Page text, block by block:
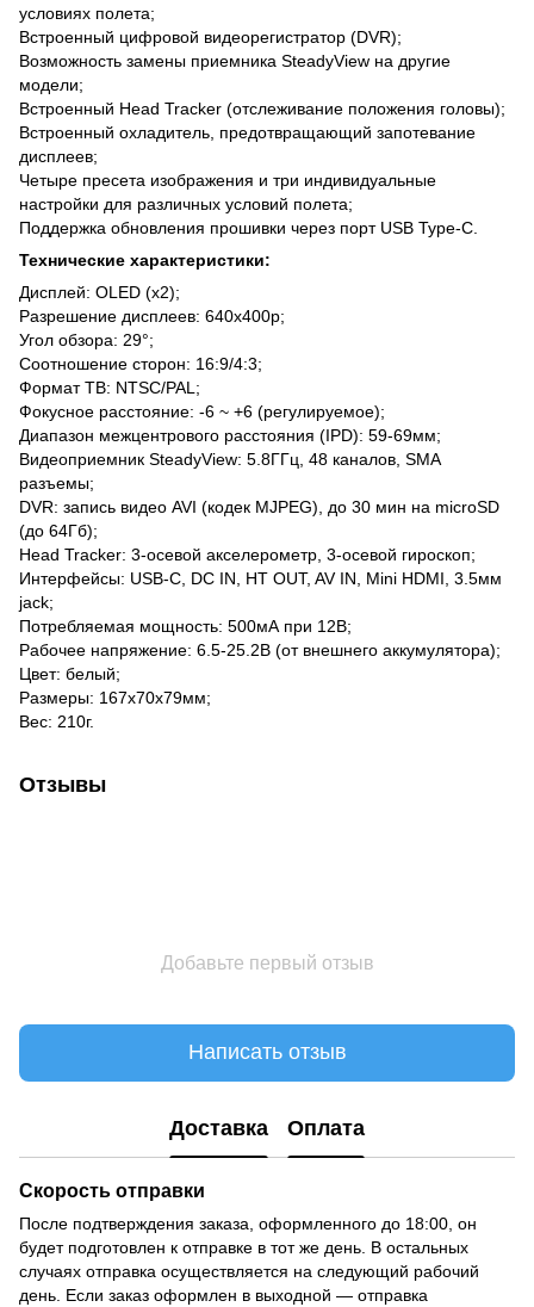
условиях полета;
Встроенный цифровой видеорегистратор (DVR);
Возможность замены приемника SteadyView на другие
модели;
Встроенный Head Tracker (отслеживание положения головы);
Встроенный охладитель, предотвращающий запотевание
дисплеев;
Четыре пресета изображения и три индивидуальные
настройки для различных условий полета;
Поддержка обновления прошивки через порт USB Type-C.
Технические характеристики:
Дисплей: OLED (х2);
Разрешение дисплеев: 640х400p;
Угол обзора: 29°;
Соотношение сторон: 16:9/4:3;
Формат ТВ: NTSC/PAL;
Фокусное расстояние: -6 ~ +6 (регулируемое);
Диапазон межцентрового расстояния (IPD): 59-69мм;
Видеоприемник SteadyView: 5.8ГГц, 48 каналов, SMA
разъемы;
DVR: запись видео AVI (кодек MJPEG), до 30 мин на microSD
(до 64Гб);
Head Tracker: 3-осевой акселерометр, 3-осевой гироскоп;
Интерфейсы: USB-C, DC IN, HT OUT, AV IN, Mini HDMI, 3.5мм
jack;
Потребляемая мощность: 500мА при 12В;
Рабочее напряжение: 6.5-25.2В (от внешнего аккумулятора);
Цвет: белый;
Размеры: 167х70х79мм;
Вес: 210г.
Отзывы
Добавьте первый отзыв
Написать отзыв
Доставка Оплата
Скорость отправки
После подтверждения заказа, оформленного до 18:00, он
будет подготовлен к отправке в тот же день. В остальных
случаях отправка осуществляется на следующий рабочий
день. Если заказ оформлен в выходной — отправка